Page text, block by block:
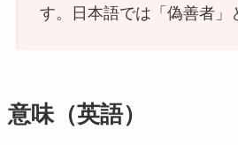
す。日本語では「偽善者」
意味（英語）